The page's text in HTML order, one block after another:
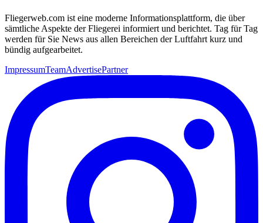
Fliegerweb.com ist eine moderne Informationsplattform, die über
sämtliche Aspekte der Fliegerei informiert und berichtet. Tag für Tag
werden für Sie News aus allen Bereichen der Luftfahrt kurz und
bündig aufgearbeitet.
ImpressumTeamAdvertisePartner